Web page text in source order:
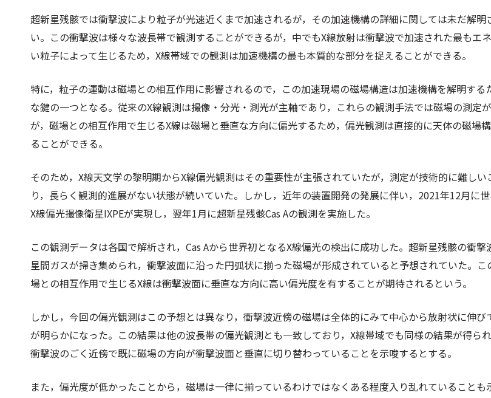
超新星残骸では衝撃波により粒子が光速近くまで加速されるが，その加速機構の詳細に関しては未だ解明
い。この衝撃波は様々な波長帯で観測することができるが，中でもX線放射は衝撃波で加速された最もエ
い粒子によって生じるため，X線帯域での観測は加速機構の最も本質的な部分を捉えることができる。
特に，粒子の運動は磁場との相互作用に影響されるので，この加速現場の磁場構造は加速機構を解明する
な鍵の一つとなる。従来のX線観測は撮像・分光・測光が主軸であり，これらの観測手法では磁場の測定
が，磁場との相互作用で生じるX線は磁場と垂直な方向に偏光するため，偏光観測は直接的に天体の磁場
ることができる。
そのため，X線天文学の黎明期からX線偏光観測はその重要性が主張されていたが，測定が技術的に難しい
り，長らく観測的進展がない状態が続いていた。しかし，近年の装置開発の発展に伴い，2021年12月に
X線偏光撮像衛星IXPEが実現し，翌年1月に超新星残骸Cas Aの観測を実施した。
この観測データは各国で解析され，Cas Aから世界初となるX線偏光の検出に成功した。超新星残骸の衝撃
星間ガスが掃き集められ，衝撃波面に沿った円弧状に揃った磁場が形成されていると予想されていた。こ
場との相互作用で生じるX線は衝撃波面に垂直な方向に高い偏光度を有することが期待されるという。
しかし，今回の偏光観測はこの予想とは異なり，衝撃波近傍の磁場は全体的にみて中心から放射状に伸び
が明らかになった。この結果は他の波長帯の偏光観測とも一致しており，X線帯域でも同様の結果が得られ
衝撃波のごく近傍で既に磁場の方向が衝撃波面と垂直に切り替わっていることを示唆するとする。
また，偏光度が低かったことから，磁場は一律に揃っているわけではなくある程度入り乱れていることも